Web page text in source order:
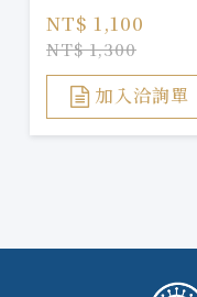
NT$ 1,100
NT$ 1,300
加入洽詢單